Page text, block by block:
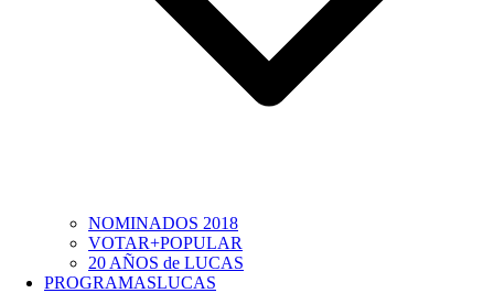
NOMINADOS 2018
VOTAR+POPULAR
20 AÑOS de LUCAS
PROGRAMASLUCAS